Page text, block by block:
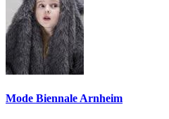
Mode Biennale Arnheim